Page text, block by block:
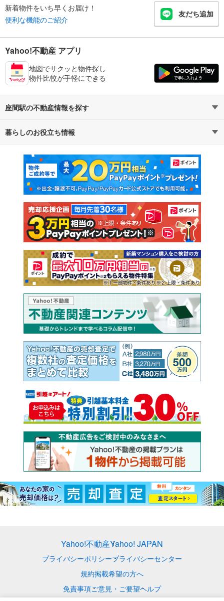
新着物件をいち早くお届け！
便利な機能のご紹介
友だち追加
Yahoo!不動産 アプリ
地図でサクッと物件探し
物件比較が手軽にできる
座間駅の不動産情報を探す
不動産・住宅
新築マンション 中古マンション
新築一戸建て 中古一戸建て
注文住宅 土地
売却査定
暮らしのお役立ち情報
マンションカタログ 教えて！住まいの先生
Yahoo!不動産Yahoo! JAPAN
プライバシーポリシープライバシーセンター
規約掲載希望の方へ
免責事項ご意見・ご要望ヘルプ